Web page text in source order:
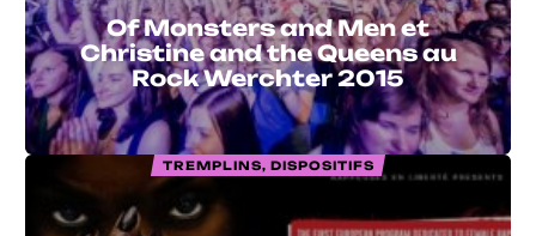
Of Monsters and Men et
Christine and the Queens au
Rock Werchter 2015
TREMPLINS, DISPOSITIFS